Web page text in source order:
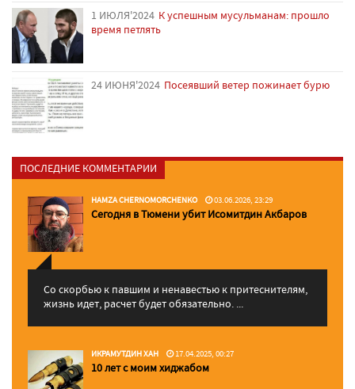
1 ИЮЛЯ'2024 К успешным мусульманам: прошло
время петлять
24 ИЮНЯ'2024 Посеявший ветер пожинает бурю
ПОСЛЕДНИЕ КОММЕНТАРИИ
HAMZA CHERNOMORCHENKO 03.06.2026, 23:29
Сегодня в Тюмени убит Исомитдин Акбаров
Со скорбью к павшим и ненавестью к притеснителям,
жизнь идет, расчет будет обязательно. ...
ИКРАМУТДИН ХАН 17.04.2025, 00:27
10 лет с моим хиджабом